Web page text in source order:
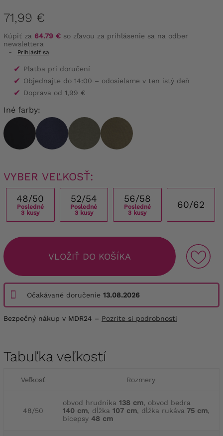
71,99 €
Kúpiť za 64.79 € so zľavou za prihlásenie sa na odber
newslettera
-
Prihlásiť sa
✔ Platba pri doručení
✔ Objednajte do 14:00 – odosielame v ten istý deň
✔ Doprava od 1,99 €
Iné farby:
VYBER VEĽKOSŤ:
48/50
Posledné
3 kusy
52/54
Posledné
3 kusy
56/58
Posledné
3 kusy
60/62
VLOŽIŤ DO KOŠÍKA
Očakávané doručenie 13.08.2026
Bezpečný nákup v MDR24 – Pozrite si podrobnosti
Tabuľka veľkostí
Veľkosť Rozmery
48/50
obvod hrudníka 138 cm, obvod bedra
140 cm, dĺžka 107 cm, dĺžka rukáva 75 cm,
bicepsy 48 cm